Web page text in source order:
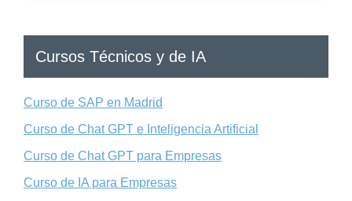
Cursos Técnicos y de IA
Curso de SAP en Madrid
Curso de Chat GPT e Inteligencia Artificial
Curso de Chat GPT para Empresas
Curso de IA para Empresas